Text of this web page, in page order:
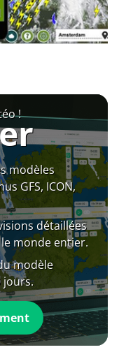
!
modèles
GFS, ICON,
détaillées
monde entier.
modèle
jours.